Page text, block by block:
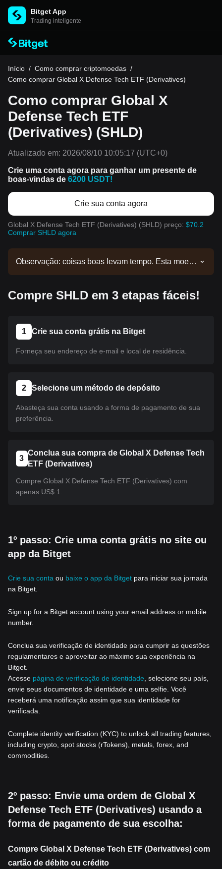
Bitget App
Trading inteligente
Início / Como comprar criptomoedas /
Como comprar Global X Defense Tech ETF (Derivatives)
Como comprar Global X
Defense Tech ETF
(Derivatives) (SHLD)
Atualizado em: 2026/08/10 10:05:17 (UTC+0)
Crie uma conta agora para ganhar um presente de
boas-vindas de 6200 USDT!
Crie sua conta agora
Global X Defense Tech ETF (Derivatives) (SHLD) preço: $70.2
Comprar SHLD agora
Observação: coisas boas levam tempo. Esta moeda
Quando estiver disponível na Bitget, você poderá
listadas na Bitget.
Compre SHLD em 3 etapas fáceis!
1 Crie sua conta grátis na Bitget
Forneça seu endereço de e-mail e local de residência.
2 Selecione um método de depósito
Abasteça sua conta usando a forma de pagamento de sua
preferência.
3
Conclua sua compra de Global X Defense Tech
ETF (Derivatives)
Compre Global X Defense Tech ETF (Derivatives) com
apenas US$ 1.
1º passo: Crie uma conta grátis no site ou
app da Bitget
Crie sua conta ou baixe o app da Bitget para iniciar sua jornada
na Bitget.
Sign up for a Bitget account using your email address or mobile
number.
Conclua sua verificação de identidade para cumprir as questões
regulamentares e aproveitar ao máximo sua experiência na
Bitget.
Acesse página de verificação de identidade , selecione seu país,
envie seus documentos de identidade e uma selfie. Você
receberá uma notificação assim que sua identidade for
verificada.
Complete identity verification (KYC) to unlock all trading features,
including crypto, spot stocks (rTokens), metals, forex, and
commodities.
2º passo: Envie uma ordem de Global X
Defense Tech ETF (Derivatives) usando a
forma de pagamento de sua escolha:
Compre Global X Defense Tech ETF (Derivatives) com
cartão de débito ou crédito